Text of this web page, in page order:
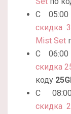
С
скидка
Mist Set
С
скидка
коду
С
скидка